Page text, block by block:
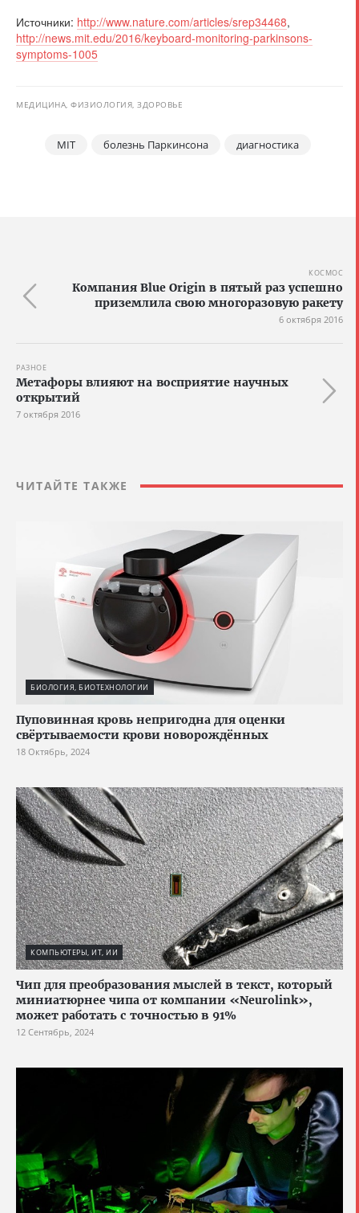
Источники: http://www.nature.com/articles/srep34468,
http://news.mit.edu/2016/keyboard-monitoring-parkinsons-
symptoms-1005
МЕДИЦИНА, ФИЗИОЛОГИЯ, ЗДОРОВЬЕ
MIT болезнь Паркинсона диагностика
КОСМОС
Компания Blue Origin в пятый раз успешно
приземлила свою многоразовую ракету
6 октября 2016
РАЗНОЕ
Метафоры влияют на восприятие научных
открытий
7 октября 2016
ЧИТАЙТЕ ТАКЖЕ
БИОЛОГИЯ, БИОТЕХНОЛОГИИ
Пуповинная кровь непригодна для оценки
свёртываемости крови новорождённых
18 Октябрь, 2024
КОМПЬЮТЕРЫ, ИТ, ИИ
Чип для преобразования мыслей в текст, который
миниатюрнее чипа от компании «Neurolink»,
может работать с точностью в 91%
12 Сентябрь, 2024